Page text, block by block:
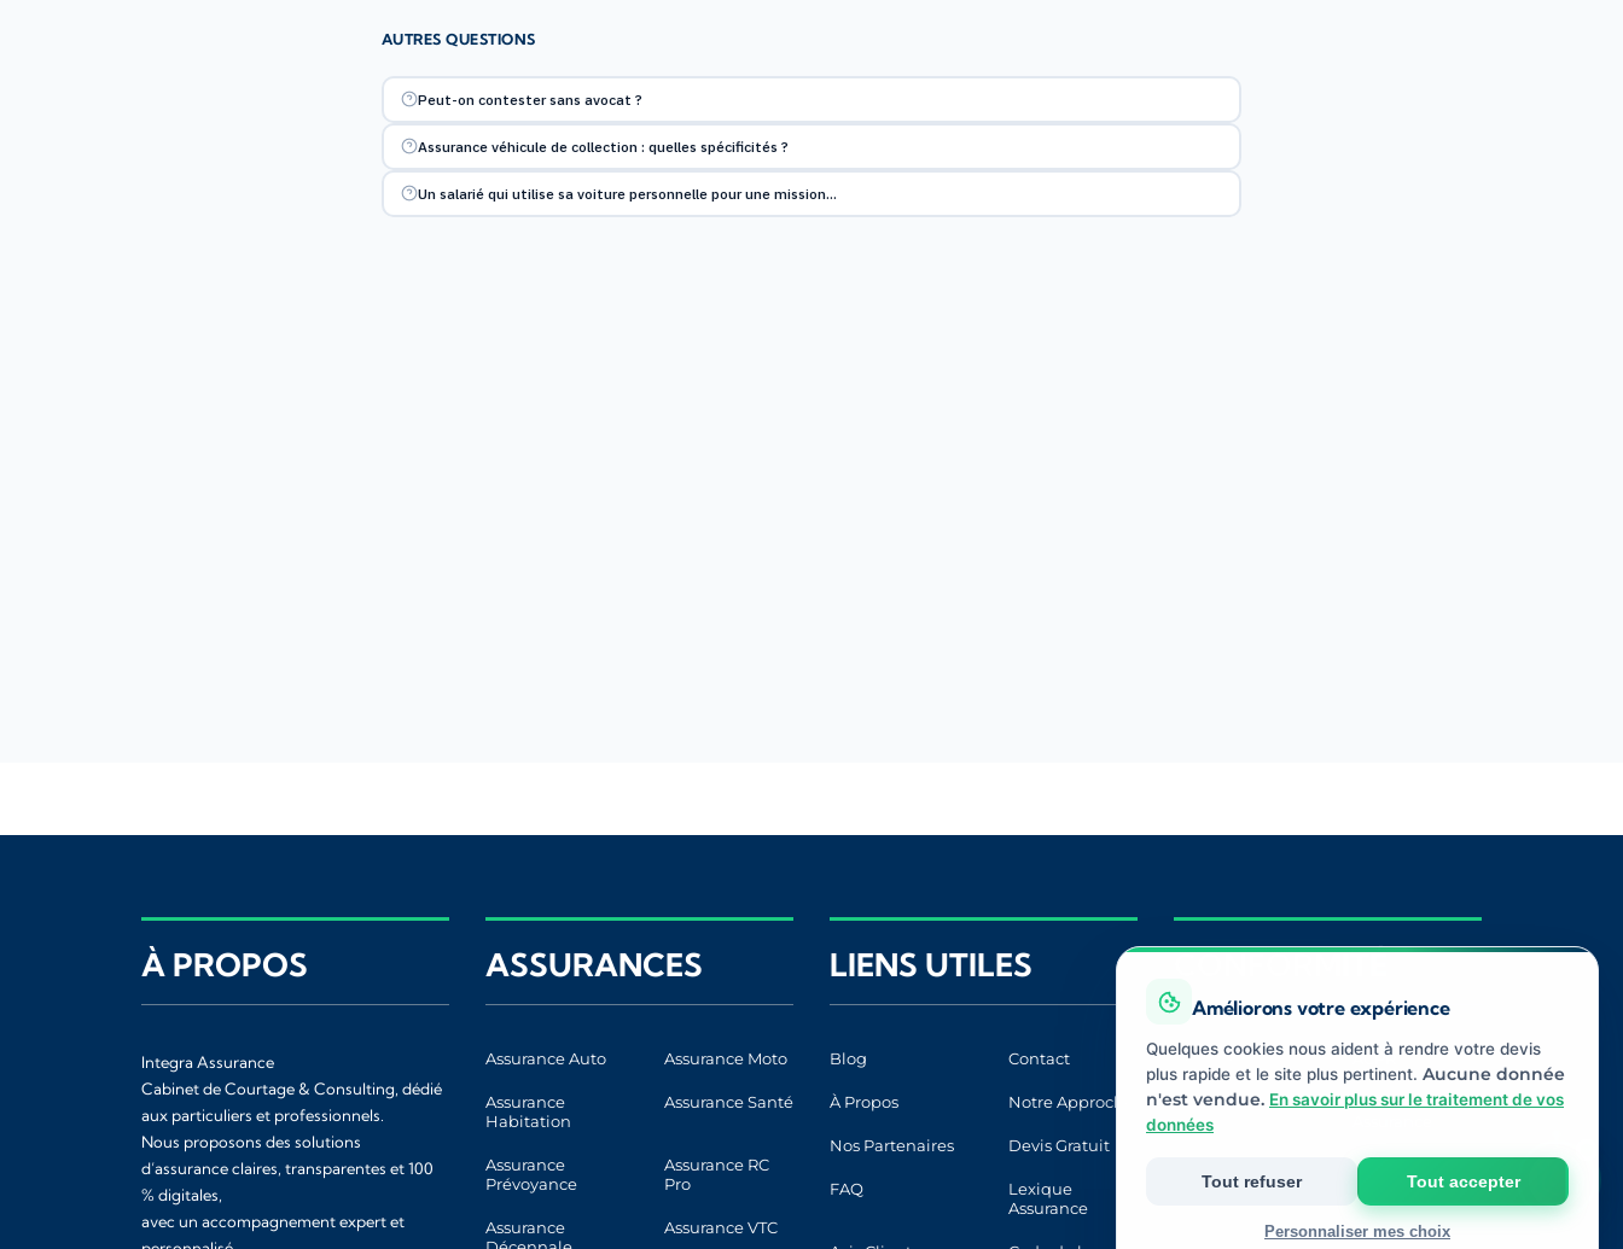
AUTRES QUESTIONS
Peut-on contester sans avocat ?
Assurance véhicule de collection : quelles spécificités ?
Un salarié qui utilise sa voiture personnelle pour une mission…
À PROPOS
Integra Assurance
Cabinet de Courtage & Consulting, dédié
aux particuliers et professionnels.
Nous proposons des solutions
d’assurance claires, transparentes et 100
% digitales,
avec un accompagnement expert et
ASSURANCES
Assurance Auto Assurance Moto
Assurance
Habitation
Assurance Santé
Assurance
Prévoyance
Assurance RC
Pro
Assurance
Assurance VTC
LIENS UTILES
Blog Contact
À Propos Notre Approche
Nos Partenaires Devis Gratuit
FAQ
Lexique
Assurance
CONFORMITÉ
Registre ORIAS ACPR
CNIL
Médiateur
Améliorons votre expérience
Quelques cookies nous aident à rendre votre devis
plus rapide et le site plus pertinent. Aucune donnée
n'est vendue. En savoir plus sur le traitement de vos
données
Tout refuser Tout accepter
Personnaliser mes choix